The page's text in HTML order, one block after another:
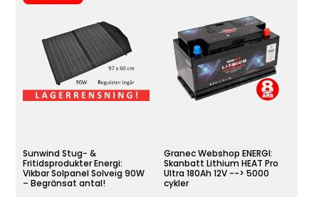
Sunwind Stug- &
Fritidsprodukter Energi:
Vikbar Solpanel Solveig 90W
– Begränsat antal!
Granec Webshop ENERGI:
Skanbatt Lithium HEAT Pro
Ultra 180Ah 12V --> 5000
cykler